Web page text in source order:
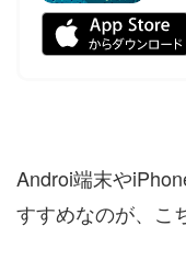
Androi端末や
すすめなのが、こ